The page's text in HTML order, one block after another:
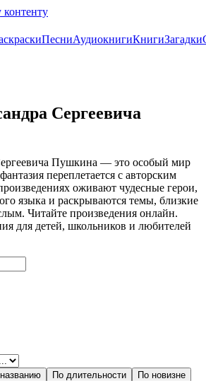
ПесниАудиокнигиКнигиЗагадки
Сергеевича
Пушкина — это особый мир
переплетается с авторским
оживают чудесные герои,
языка и раскрываются темы, близкие
Читайте произведения онлайн.
для детей, школьников и любителей
По длительности По новизне